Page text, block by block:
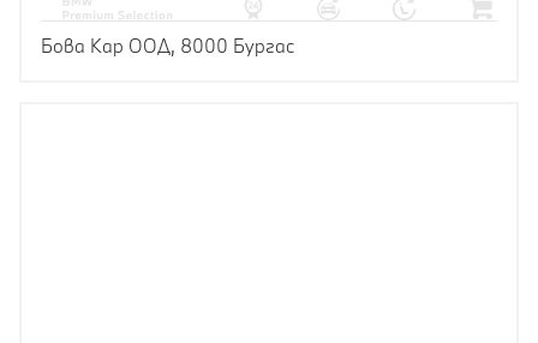
Бова Кар ООД, 8000 Бургас